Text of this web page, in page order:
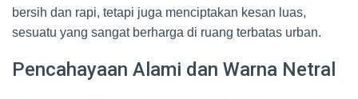
bersih dan rapi, tetapi juga menciptakan kesan luas,
sesuatu yang sangat berharga di ruang terbatas urban.
Pencahayaan Alami dan Warna Netral